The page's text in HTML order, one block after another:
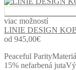
viac možností
LINIE DESIGN
od 945,00€
Peaceful
15% nefarbená